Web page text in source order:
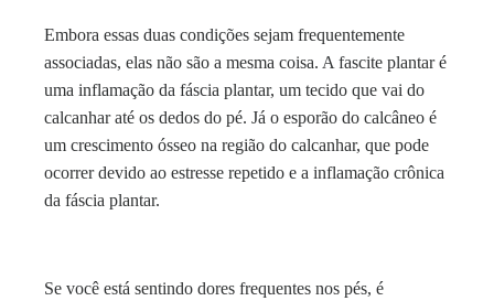
Embora essas duas condições sejam frequentemente
associadas, elas não são a mesma coisa. A fascite plantar é
uma inflamação da fáscia plantar, um tecido que vai do
calcanhar até os dedos do pé. Já o esporão do calcâneo é
um crescimento ósseo na região do calcanhar, que pode
ocorrer devido ao estresse repetido e a inflamação crônica
da fáscia plantar.
Se você está sentindo dores frequentes nos pés, é